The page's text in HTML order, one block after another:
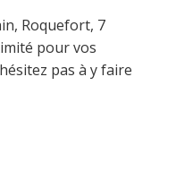
Roquefort, 7
pour vos
pas à y faire